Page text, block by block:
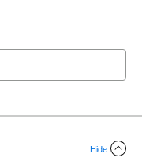
Hide